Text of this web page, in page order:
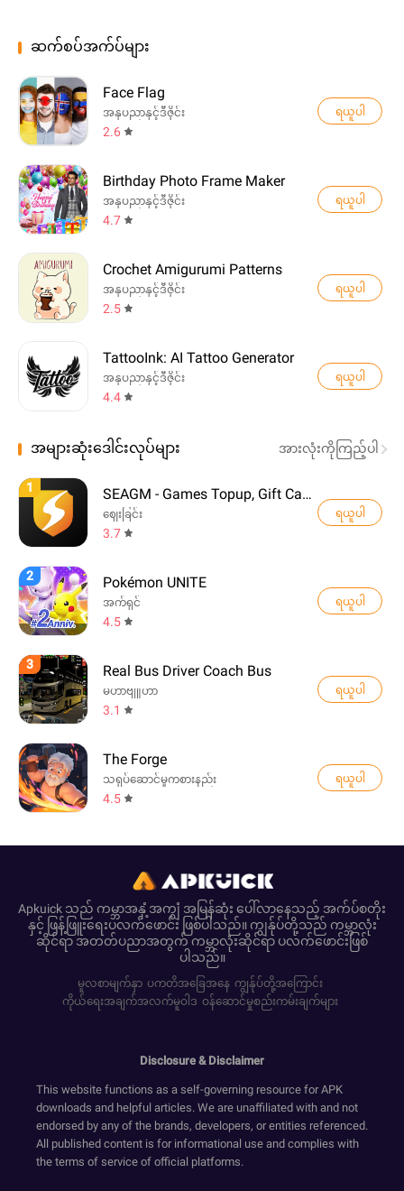
ဆက်စပ်အက်ပ်များ
Face Flag
အနုပညာနှင့်ဒီဇိုင်း
2.6
ရယူပါ
Birthday Photo Frame Maker
အနုပညာနှင့်ဒီဇိုင်း
4.7
ရယူပါ
Crochet Amigurumi Patterns
အနုပညာနှင့်ဒီဇိုင်း
2.5
ရယူပါ
TattooInk: AI Tattoo Generator
အနုပညာနှင့်ဒီဇိုင်း
4.4
ရယူပါ
အများဆုံးဒေါင်းလုပ်များ အားလုံးကိုကြည့်ပါ
1 SEAGM - Games Topup, Gift Card
ဈေးခြင်း
3.7
ရယူပါ
2 Pokémon UNITE
အက်ရှင်
4.5
ရယူပါ
3 Real Bus Driver Coach Bus
မဟာဗျူဟာ
3.1
ရယူပါ
The Forge
သရုပ်ဆောင်မှုကစားနည်း
4.5
ရယူပါ
Apkuick သည် ကမ္ဘာအနှံ့အကျွံ အမြန်ဆုံး ပေါ်လာနေသည့် အက်ပ်စတိုး
နှင့် ဖြန့်ဖြူးရေးပလက်ဖောင်း ဖြစ်ပါသည်။ ကျွန်ုပ်တို့သည် ကမ္ဘာလုံး
ဆိုင်ရာ အတတ်ပညာအတွက် ကမ္ဘာလုံးဆိုင်ရာ ပလက်ဖောင်းဖြစ်
ပါသည်။
မူလစာမျက်နှာ ပကတိအခြေအနေ ကျွန်ုပ်တို့အကြောင်း
ကိုယ်ရေးအချက်အလက်မူဝါဒ ဝန်ဆောင်မှုစည်းကမ်းချက်များ
Disclosure & Disclaimer
This website functions as a self-governing resource for APK
downloads and helpful articles. We are unaffiliated with and not
endorsed by any of the brands, developers, or entities referenced.
All published content is for informational use and complies with
the terms of service of official platforms.